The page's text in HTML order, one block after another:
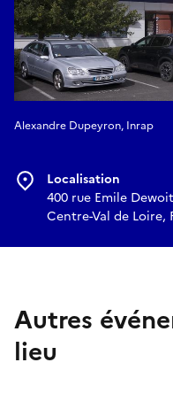
Alexandre Dupeyron, Inrap
Localisation
400 rue Emile
Centre-Val de Loire,
Autres
lieu